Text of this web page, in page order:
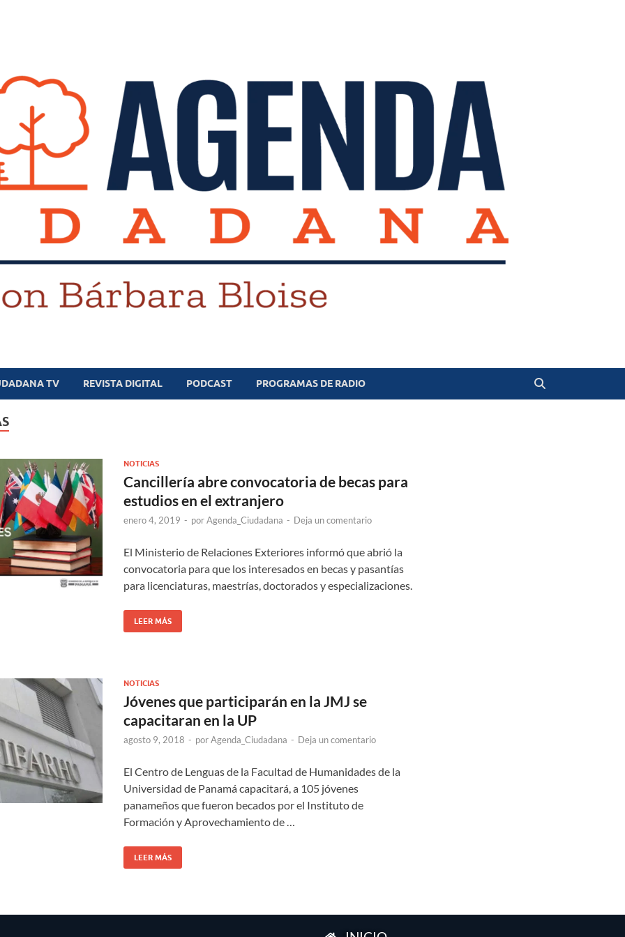
TV REVISTA DIGITAL PODCAST PROGRAMAS DE RADIO
NOTICIAS
Cancillería abre convocatoria de becas para
estudios en el extranjero
enero 4, 2019 - porAgenda_Ciudadana - Deja un comentario
El Ministerio de Relaciones Exteriores informó que abrió la
convocatoria para que los interesados en becas y pasantías
para licenciaturas, maestrías, doctorados y especializaciones.
LEER MÁS
NOTICIAS
Jóvenes que participarán en la JMJ se
capacitaran en la UP
agosto 9, 2018 - porAgenda_Ciudadana - Deja un comentario
El Centro de Lenguas de la Facultad de Humanidades de la
Universidad de Panamá capacitará, a 105 jóvenes
panameños que fueron becados por el Instituto de
Formación y Aprovechamiento de …
LEER MÁS